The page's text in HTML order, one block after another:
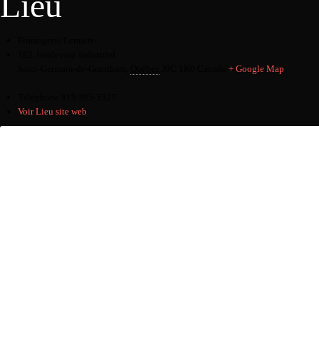
+ Google Map
Voir Lieu site web